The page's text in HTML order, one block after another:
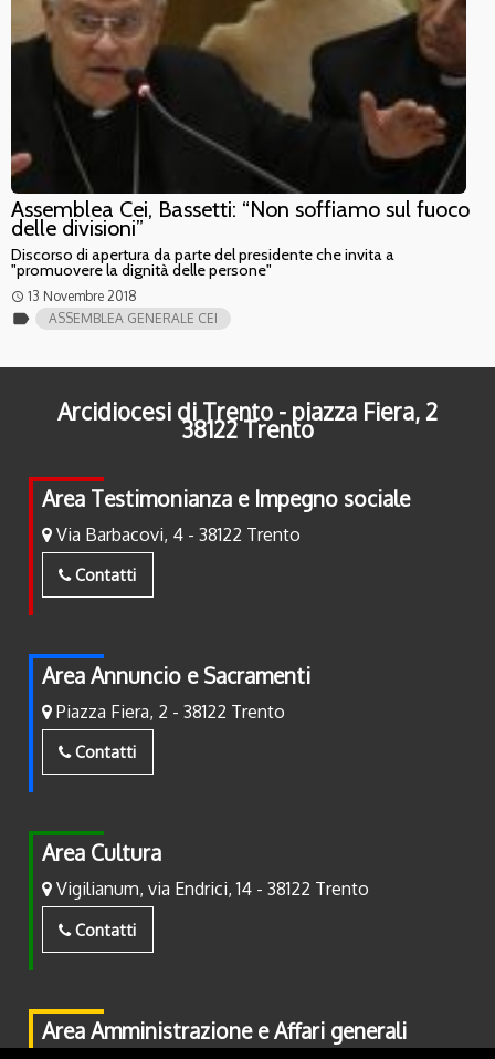
Assemblea Cei, Bassetti: “Non soffiamo sul fuoco
delle divisioni”
Discorso di apertura da parte del presidente che invita a
"promuovere la dignità delle persone"
access_time 13 Novembre 2018
label ASSEMBLEA GENERALE CEI
Arcidiocesi di Trento - piazza Fiera, 2
38122 Trento
Area Testimonianza e Impegno sociale
Via Barbacovi, 4 - 38122 Trento
Contatti
Area Annuncio e Sacramenti
Piazza Fiera, 2 - 38122 Trento
Contatti
Area Cultura
Vigilianum, via Endrici, 14 - 38122 Trento
Contatti
Area Amministrazione e Affari generali